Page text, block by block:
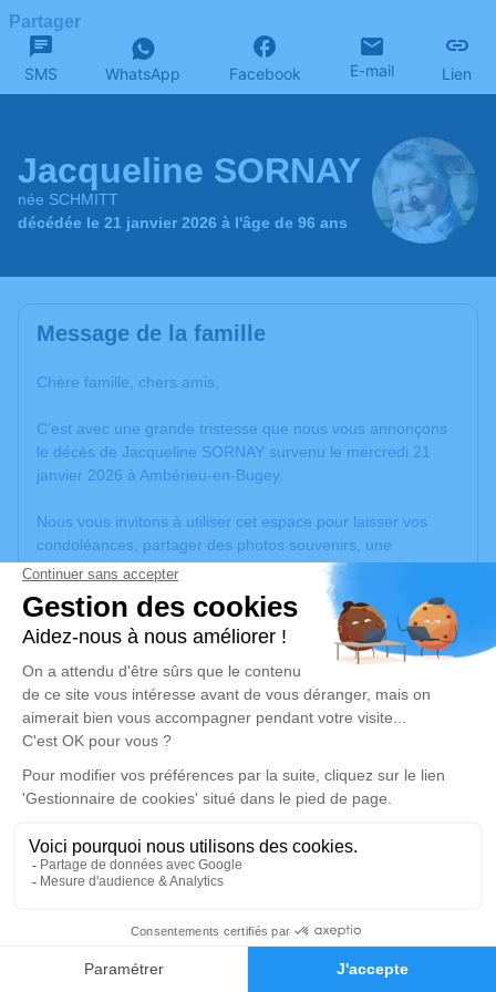
Faire-part Hommages
Partager
SMS WhatsApp Facebook E-mail Lien
Jacqueline SORNAY
née SCHMITT
décédée le 21 janvier 2026 à l'âge de 96 ans
Message de la famille
Chère famille, chers amis,
C’est avec une grande tristesse que nous vous annonçons
le décès de Jacqueline SORNAY survenu le mercredi 21
janvier 2026 à Ambérieu-en-Bugey.
Nous vous invitons à utiliser cet espace pour laisser vos
condoléances, partager des photos souvenirs, une
anecdote ou exprimer vos pensées à travers des poèmes
ou des textes. Cet endroit est un lieu d'expression dédié à
honorer la mémoire de Jacqueline SORNAY.
Un service de plantation d’arbre hommage estdisponible
mercredi 28 janvier 2026 à 10h00
Eglise de Villieu -Saint-Pierre de Villieu-Loyes-
01800 Villieu-Loyes-Mollon